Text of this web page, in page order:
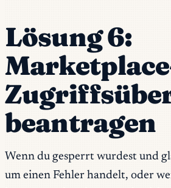
Lösung 6:
beantragen
Wenn du gesperrt wurdest und
um einen Fehler handelt, oder